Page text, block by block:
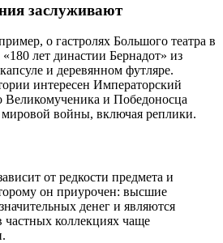
заслуживают
о гастролях Большого театра в
лет династии Бернадот» из
и деревянном футляре.
интересен Императорский
и Победоносца
войны, включая реплики.
от редкости предмета и
он приурочен: высшие
денег и являются
частных коллекциях чаще